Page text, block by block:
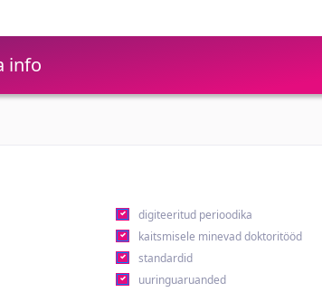
info
digiteeritud perioodika
kaitsmisele minevad doktoritööd
standardid
uuringuaruanded